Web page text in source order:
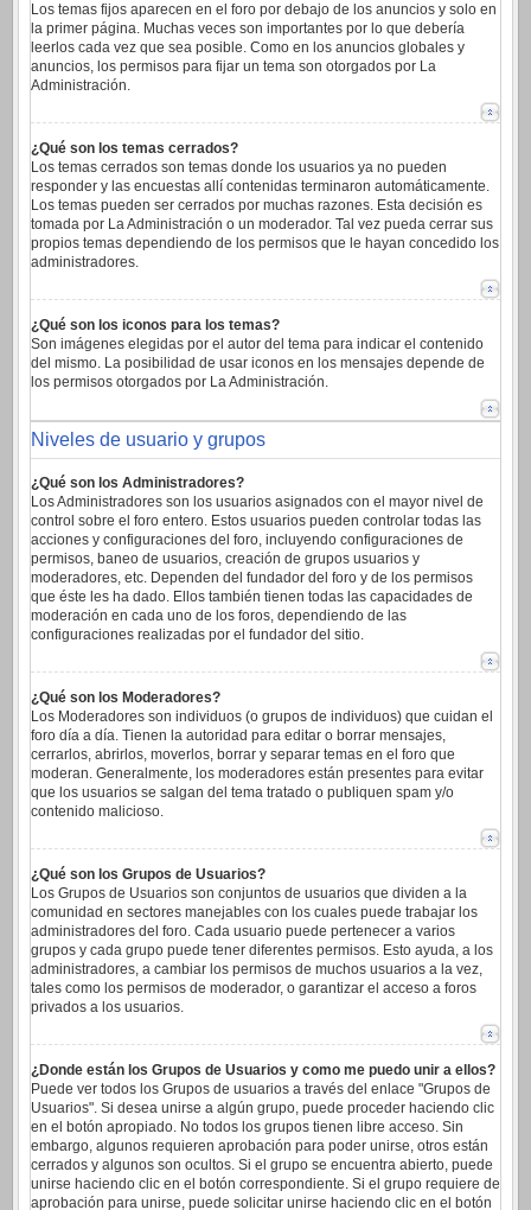
Los temas fijos aparecen en el foro por debajo de los anuncios y solo en
la primer página. Muchas veces son importantes por lo que debería
leerlos cada vez que sea posible. Como en los anuncios globales y
anuncios, los permisos para fijar un tema son otorgados por La
Administración.
¿Qué son los temas cerrados?
Los temas cerrados son temas donde los usuarios ya no pueden
responder y las encuestas allí contenidas terminaron automáticamente.
Los temas pueden ser cerrados por muchas razones. Esta decisión es
tomada por La Administración o un moderador. Tal vez pueda cerrar sus
propios temas dependiendo de los permisos que le hayan concedido los
administradores.
¿Qué son los iconos para los temas?
Son imágenes elegidas por el autor del tema para indicar el contenido
del mismo. La posibilidad de usar iconos en los mensajes depende de
los permisos otorgados por La Administración.
Niveles de usuario y grupos
¿Qué son los Administradores?
Los Administradores son los usuarios asignados con el mayor nivel de
control sobre el foro entero. Estos usuarios pueden controlar todas las
acciones y configuraciones del foro, incluyendo configuraciones de
permisos, baneo de usuarios, creación de grupos usuarios y
moderadores, etc. Dependen del fundador del foro y de los permisos
que éste les ha dado. Ellos también tienen todas las capacidades de
moderación en cada uno de los foros, dependiendo de las
configuraciones realizadas por el fundador del sitio.
¿Qué son los Moderadores?
Los Moderadores son individuos (o grupos de individuos) que cuidan el
foro día a día. Tienen la autoridad para editar o borrar mensajes,
cerrarlos, abrirlos, moverlos, borrar y separar temas en el foro que
moderan. Generalmente, los moderadores están presentes para evitar
que los usuarios se salgan del tema tratado o publiquen spam y/o
contenido malicioso.
¿Qué son los Grupos de Usuarios?
Los Grupos de Usuarios son conjuntos de usuarios que dividen a la
comunidad en sectores manejables con los cuales puede trabajar los
administradores del foro. Cada usuario puede pertenecer a varios
grupos y cada grupo puede tener diferentes permisos. Esto ayuda, a los
administradores, a cambiar los permisos de muchos usuarios a la vez,
tales como los permisos de moderador, o garantizar el acceso a foros
privados a los usuarios.
¿Donde están los Grupos de Usuarios y como me puedo unir a ellos?
Puede ver todos los Grupos de usuarios a través del enlace "Grupos de
Usuarios". Si desea unirse a algún grupo, puede proceder haciendo clic
en el botón apropiado. No todos los grupos tienen libre acceso. Sin
embargo, algunos requieren aprobación para poder unirse, otros están
cerrados y algunos son ocultos. Si el grupo se encuentra abierto, puede
unirse haciendo clic en el botón correspondiente. Si el grupo requiere de
aprobación para unirse, puede solicitar unirse haciendo clic en el botón